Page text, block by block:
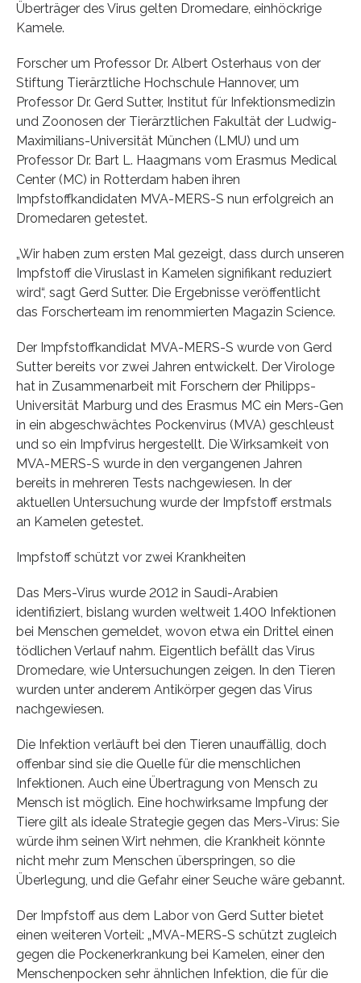
Überträger des Virus gelten Dromedare, einhöckrige
Kamele.
Forscher um Professor Dr. Albert Osterhaus von der
Stiftung Tierärztliche Hochschule Hannover, um
Professor Dr. Gerd Sutter, Institut für Infektionsmedizin
und Zoonosen der Tierärztlichen Fakultät der Ludwig-
Maximilians-Universität München (LMU) und um
Professor Dr. Bart L. Haagmans vom Erasmus Medical
Center (MC) in Rotterdam haben ihren
Impfstoffkandidaten MVA-MERS-S nun erfolgreich an
Dromedaren getestet.
„Wir haben zum ersten Mal gezeigt, dass durch unseren
Impfstoff die Viruslast in Kamelen signifikant reduziert
wird“, sagt Gerd Sutter. Die Ergebnisse veröffentlicht
das Forscherteam im renommierten Magazin Science.
Der Impfstoffkandidat MVA-MERS-S wurde von Gerd
Sutter bereits vor zwei Jahren entwickelt. Der Virologe
hat in Zusammenarbeit mit Forschern der Philipps-
Universität Marburg und des Erasmus MC ein Mers-Gen
in ein abgeschwächtes Pockenvirus (MVA) geschleust
und so ein Impfvirus hergestellt. Die Wirksamkeit von
MVA-MERS-S wurde in den vergangenen Jahren
bereits in mehreren Tests nachgewiesen. In der
aktuellen Untersuchung wurde der Impfstoff erstmals
an Kamelen getestet.
Impfstoff schützt vor zwei Krankheiten
Das Mers-Virus wurde 2012 in Saudi-Arabien
identifiziert, bislang wurden weltweit 1.400 Infektionen
bei Menschen gemeldet, wovon etwa ein Drittel einen
tödlichen Verlauf nahm. Eigentlich befällt das Virus
Dromedare, wie Untersuchungen zeigen. In den Tieren
wurden unter anderem Antikörper gegen das Virus
nachgewiesen.
Die Infektion verläuft bei den Tieren unauffällig, doch
offenbar sind sie die Quelle für die menschlichen
Infektionen. Auch eine Übertragung von Mensch zu
Mensch ist möglich. Eine hochwirksame Impfung der
Tiere gilt als ideale Strategie gegen das Mers-Virus: Sie
würde ihm seinen Wirt nehmen, die Krankheit könnte
nicht mehr zum Menschen überspringen, so die
Überlegung, und die Gefahr einer Seuche wäre gebannt.
Der Impfstoff aus dem Labor von Gerd Sutter bietet
einen weiteren Vorteil: „MVA-MERS-S schützt zugleich
gegen die Pockenerkrankung bei Kamelen, einer den
Menschenpocken sehr ähnlichen Infektion, die für die